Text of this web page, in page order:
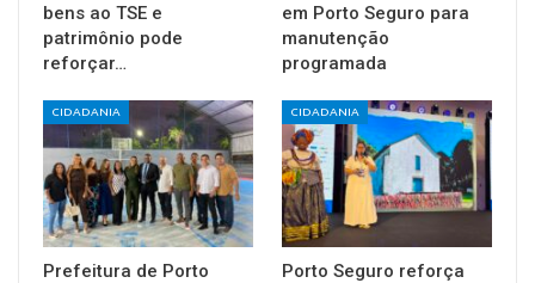
bens ao TSE e
patrimônio pode
reforçar…
em Porto Seguro para
manutenção
programada
CIDADANIA
Prefeitura de Porto
CIDADANIA
Porto Seguro reforça